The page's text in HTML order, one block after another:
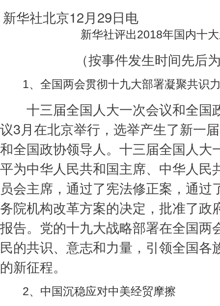
新华社北京12月29日电
新华社评出2018年国内十
（按事件发生时间先后
1、全国两会贯彻十九大部署凝聚共识
十三届全国人大一次会议和全国
议3月在北京举行，选举产生了新一
和全国政协领导人。十三届全国人大
平为中华人民共和国主席、中华人民
员会主席，通过了宪法修正案，通过
务院机构改革方案的决定，批准了政
报告。党的十九大战略部署在全国两
民的共识、意志和力量，引领全国各
的新征程。
2、中国沉稳应对中美经贸摩擦